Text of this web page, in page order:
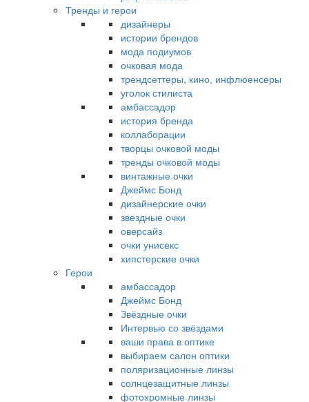
Тренды и герои
дизайнеры
истории брендов
мода подиумов
очковая мода
трендсеттеры, кино, инфлюенсеры
уголок стилиста
амбассадор
история бренда
коллаборации
творцы очковой моды
тренды очковой моды
винтажные очки
Джеймс Бонд
дизайнерские очки
звездные очки
оверсайз
очки унисекс
хипстерские очки
Герои
амбассадор
Джеймс Бонд
Звёздные очки
Интервью со звёздами
ваши права в оптике
выбираем салон оптики
поляризационные линзы
солнцезащитные линзы
фотохромные линзы